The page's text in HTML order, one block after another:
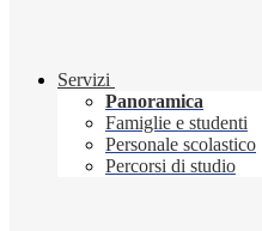
Servizi
Panoramica
Famiglie e studenti
Personale scolastico
Percorsi di studio